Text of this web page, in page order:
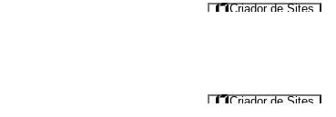
Criador de Sites
Criador de Sites